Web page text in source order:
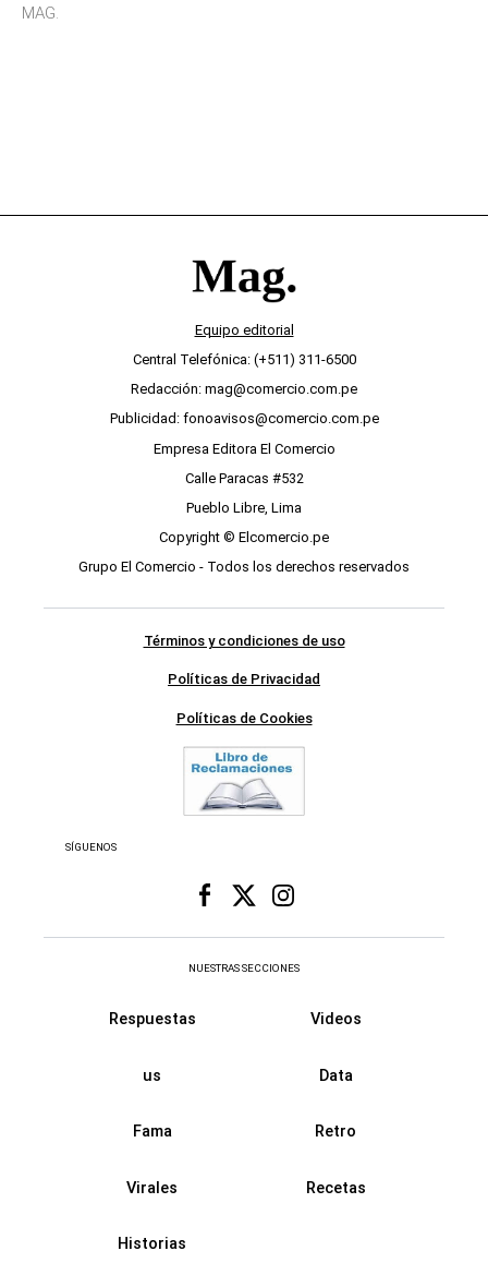
MAG.
Equipo editorial
Central Telefónica: (+511) 311-6500
Redacción: mag@comercio.com.pe
Publicidad: fonoavisos@comercio.com.pe
Empresa Editora El Comercio
Calle Paracas #532
Pueblo Libre, Lima
Copyright © Elcomercio.pe
Grupo El Comercio - Todos los derechos reservados
Términos y condiciones de uso
Políticas de Privacidad
Políticas de Cookies
SÍGUENOS
NUESTRAS SECCIONES
Respuestas Videos
us Data
Fama Retro
Virales Recetas
Historias